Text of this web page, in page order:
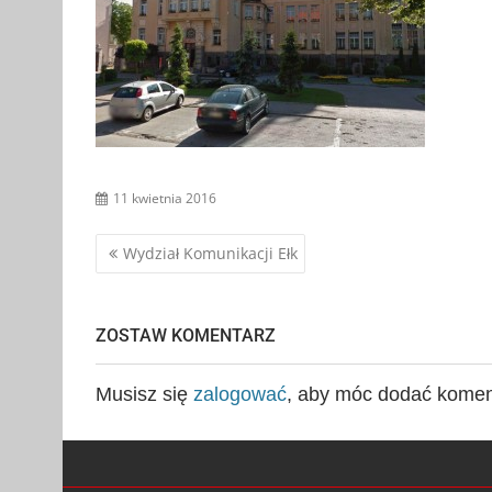
11 kwietnia 2016
Nawigacja
Wydział Komunikacji Ełk
ZOSTAW KOMENTARZ
Musisz się zalogować, aby móc dodać